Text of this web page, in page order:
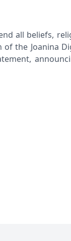
all beliefs,
the Joanina